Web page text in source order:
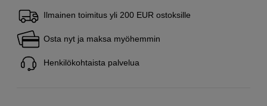
Ilmainen toimitus yli 200 EUR ostoksille
Osta nyt ja maksa myöhemmin
Henkilökohtaista palvelua